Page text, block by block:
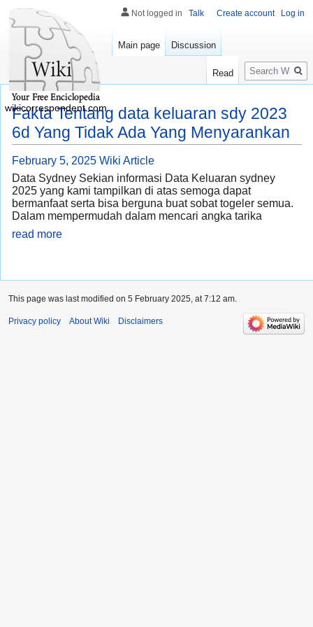
Fakta Tentang data keluaran sdy 2023
6d Yang Tidak Ada Yang Menyarankan
February 5, 2025 Wiki Article
Data Sydney Sekian informasi Data Keluaran sydney
2025 yang kami tampilkan di atas semoga dapat
bermanfaat serta bisa berguna buat sobat togeler semua.
Dalam mempermudah dalam mencari angka tarika
read more
Not logged in Talk Create account Log in
Main page Discussion
Read
Search
wikicorrespondent.com
This page was last modified on 5 February 2025, at 7:12 am.
Privacy policy About Wiki Disclaimers